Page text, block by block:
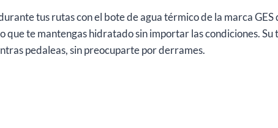
tus rutas con el bote de agua térmico de la marca
te mantengas hidratado sin importar las condiciones.
pedaleas, sin preocuparte por derrames.